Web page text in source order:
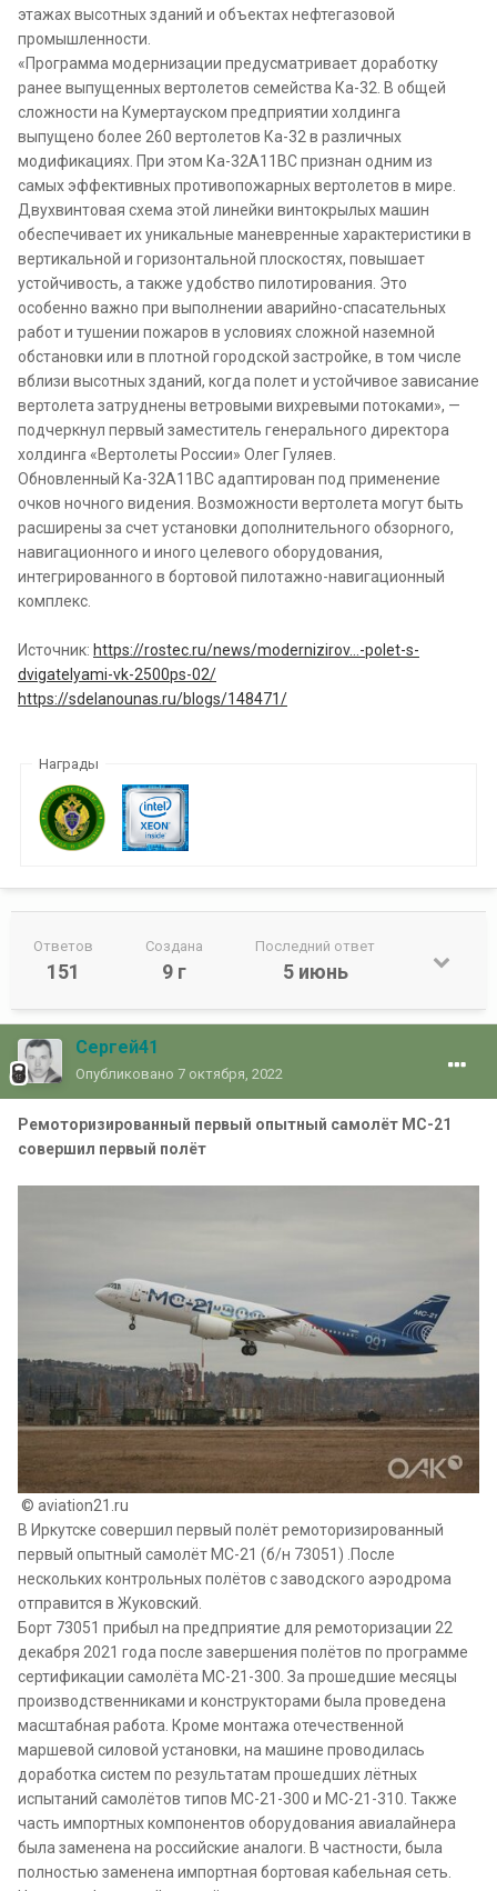
этажах высотных зданий и объектах нефтегазовой
промышленности.
«Программа модернизации предусматривает доработку
ранее выпущенных вертолетов семейства Ка-32. В общей
сложности на Кумертауском предприятии холдинга
выпущено более 260 вертолетов Ка-32 в различных
модификациях. При этом Ка-32А11ВС признан одним из
самых эффективных противопожарных вертолетов в мире.
Двухвинтовая схема этой линейки винтокрылых машин
обеспечивает их уникальные маневренные характеристики в
вертикальной и горизонтальной плоскостях, повышает
устойчивость, а также удобство пилотирования. Это
особенно важно при выполнении аварийно-спасательных
работ и тушении пожаров в условиях сложной наземной
обстановки или в плотной городской застройке, в том числе
вблизи высотных зданий, когда полет и устойчивое зависание
вертолета затруднены ветровыми вихревыми потоками», —
подчеркнул первый заместитель генерального директора
холдинга «Вертолеты России» Олег Гуляев.
Обновленный Ка-32А11BC адаптирован под применение
очков ночного видения. Возможности вертолета могут быть
расширены за счет установки дополнительного обзорного,
навигационного и иного целевого оборудования,
интегрированного в бортовой пилотажно-навигационный
комплекс.
Источник: https://rostec.ru/news/modernizirov...-polet-s-
dvigatelyami-vk-2500ps-02/
https://sdelanounas.ru/blogs/148471/
Награды
Ответов
151
Создана
9 г
Последний ответ
5 июнь
Сергей41
Опубликовано 7 октября, 2022
Ремоторизированный первый опытный самолёт МС-21
совершил первый полёт
© aviation21.ru
В Иркутске совершил первый полёт ремоторизированный
первый опытный самолёт МС-21 (б/н 73051) .После
нескольких контрольных полётов с заводского аэродрома
отправится в Жуковский.
Борт 73051 прибыл на предприятие для ремоторизации 22
декабря 2021 года после завершения полётов по программе
сертификации самолёта МС-21-300. За прошедшие месяцы
производственниками и конструкторами была проведена
масштабная работа. Кроме монтажа отечественной
маршевой силовой установки, на машине проводилась
доработка систем по результатам прошедших лётных
испытаний самолётов типов МС-21-300 и МС-21-310. Также
часть импортных компонентов оборудования авиалайнера
была заменена на российские аналоги. В частности, была
полностью заменена импортная бортовая кабельная сеть.